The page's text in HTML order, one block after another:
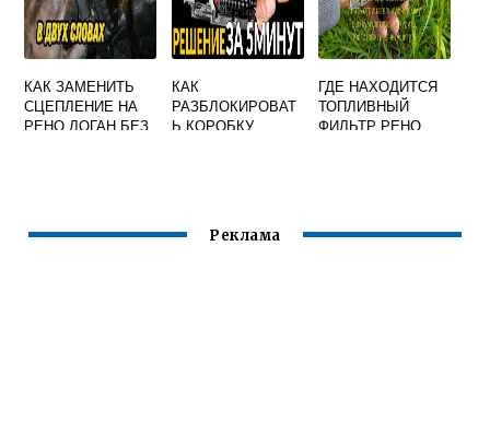
КАК ЗАМЕНИТЬ
СЦЕПЛЕНИЕ НА
РЕНО ЛОГАН БЕЗ
КАК
РАЗБЛОКИРОВАТ
Ь КОРОБКУ
ГДЕ НАХОДИТСЯ
ТОПЛИВНЫЙ
ФИЛЬТР РЕНО
Реклама